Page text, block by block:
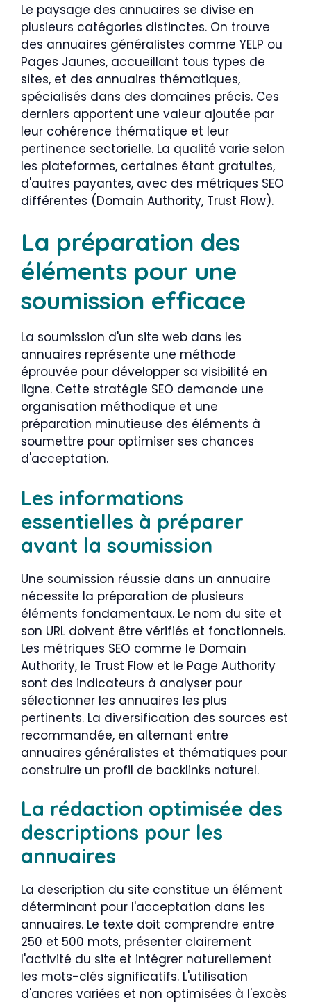
Le paysage des annuaires se divise en
plusieurs catégories distinctes. On trouve
des annuaires généralistes comme YELP ou
Pages Jaunes, accueillant tous types de
sites, et des annuaires thématiques,
spécialisés dans des domaines précis. Ces
derniers apportent une valeur ajoutée par
leur cohérence thématique et leur
pertinence sectorielle. La qualité varie selon
les plateformes, certaines étant gratuites,
d'autres payantes, avec des métriques SEO
différentes (Domain Authority, Trust Flow).
La préparation des
éléments pour une
soumission efficace
La soumission d'un site web dans les
annuaires représente une méthode
éprouvée pour développer sa visibilité en
ligne. Cette stratégie SEO demande une
organisation méthodique et une
préparation minutieuse des éléments à
soumettre pour optimiser ses chances
d'acceptation.
Les informations
essentielles à préparer
avant la soumission
Une soumission réussie dans un annuaire
nécessite la préparation de plusieurs
éléments fondamentaux. Le nom du site et
son URL doivent être vérifiés et fonctionnels.
Les métriques SEO comme le Domain
Authority, le Trust Flow et le Page Authority
sont des indicateurs à analyser pour
sélectionner les annuaires les plus
pertinents. La diversification des sources est
recommandée, en alternant entre
annuaires généralistes et thématiques pour
construire un profil de backlinks naturel.
La rédaction optimisée des
descriptions pour les
annuaires
La description du site constitue un élément
déterminant pour l'acceptation dans les
annuaires. Le texte doit comprendre entre
250 et 500 mots, présenter clairement
l'activité du site et intégrer naturellement
les mots-clés significatifs. L'utilisation
d'ancres variées et non optimisées à l'excès